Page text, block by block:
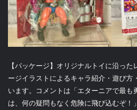
【パッケージ】オリジナルトイに沿っ
ージイラストによるキャラ紹介・遊び方
います。コメントは「エターニアで最も
は、何の疑問もなく危険に飛び込むぞ！